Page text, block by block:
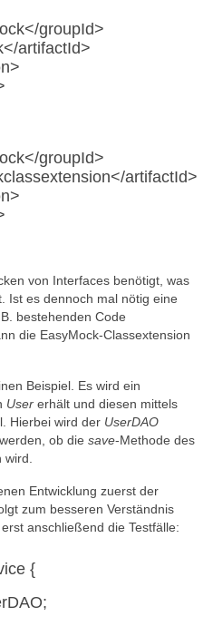
groupId>
artifactId>
groupId>
artifactId>
von Interfaces benötigt, was
Ist es dennoch mal nötig eine
bestehenden Code
die EasyMock-Classextension
Beispiel. Es wird ein
User erhält und diesen mittels
Hierbei wird der UserDAO
ob die save-Methode des
Entwicklung zuerst der
zum besseren Verständnis
anschließend die Testfälle:
{